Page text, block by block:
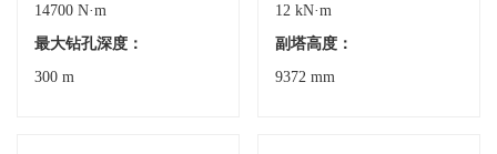
14700 N·m
最大钻孔深度：
300 m
12 kN·m
副塔高度：
9372 mm